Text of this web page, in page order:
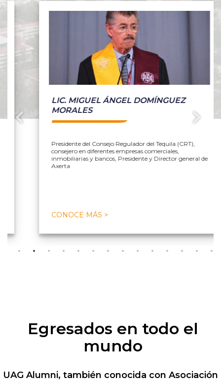
LIC. MIGUEL ÁNGEL DOMÍNGUEZ
MORALES
Presidente del Consejo Regulador del Tequila (CRT),
consejero en diferentes empresas comerciales,
inmobiliarias y bancos, Presidente y Director general de
CONOCE MÁS >
Egresados en todo el
mundo
UAG Alumni, también conocida con Asociación